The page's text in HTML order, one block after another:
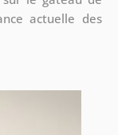
actuelle des